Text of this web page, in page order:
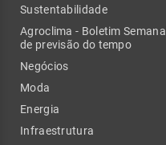
Sustentabilidade
Agroclima - Boletim Semanal
de previsão do tempo
Negócios
Moda
Energia
Infraestrutura